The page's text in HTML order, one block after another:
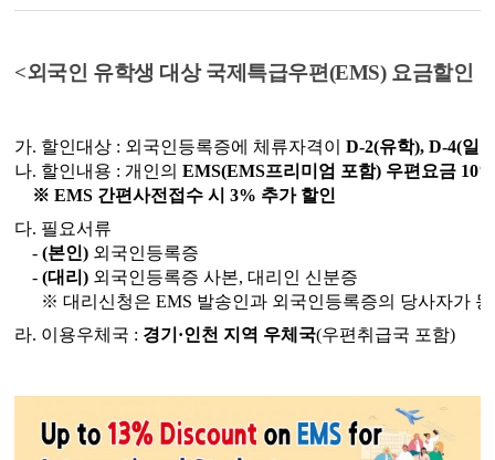
<외국인 유학생 대상 국제특급우편(EMS) 요금할인
가. 할인대상 : 외국인등록증에 체류자격이
D-2(유학), D-4(일
나. 할인내용 : 개인의 EMS(EMS프리미엄 포함) 우편요금
※ EMS 간편사전접수 시 3% 추가 할인
다. 필요서류
-(본인) 외국인등록증
-(대리) 외국인등록증 사본, 대리인 신분증
※ 대리신청은 EMS 발송인과 외국인등록증의 당사자가 동
라. 이용우체국 : 경기·인천 지역 우체국(우편취급국 포함)